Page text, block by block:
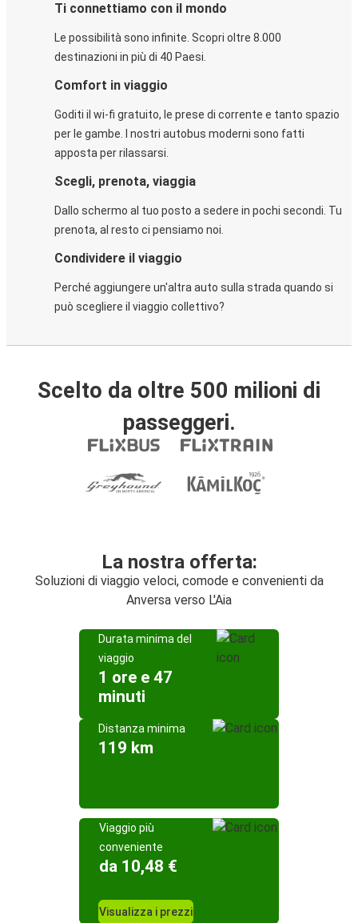
Ti connettiamo con il mondo
Le possibilità sono infinite. Scopri oltre 8.000
destinazioni in più di 40 Paesi.
Comfort in viaggio
Goditi il wi-fi gratuito, le prese di corrente e tanto spazio
per le gambe. I nostri autobus moderni sono fatti
apposta per rilassarsi.
Scegli, prenota, viaggia
Dallo schermo al tuo posto a sedere in pochi secondi. Tu
prenota, al resto ci pensiamo noi.
Condividere il viaggio
Perché aggiungere un'altra auto sulla strada quando si
può scegliere il viaggio collettivo?
Scelto da oltre 500 milioni di
passeggeri.
La nostra offerta:
Soluzioni di viaggio veloci, comode e convenienti da
Anversa verso L'Aia
Durata minima del
viaggio
1 ore e 47
minuti
Distanza minima
119 km
Viaggio più
conveniente
da 10,48 €
Visualizza i prezzi